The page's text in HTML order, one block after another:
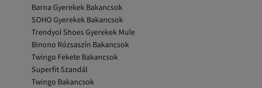
Barna Gyerekek Bakancsok
SOHO Gyerekek Bakancsok
Trendyol Shoes Gyerekek Mule
Binono Rózsaszín Bakancsok
Twingo Fekete Bakancsok
Superfit Szandál
Twingo Bakancsok